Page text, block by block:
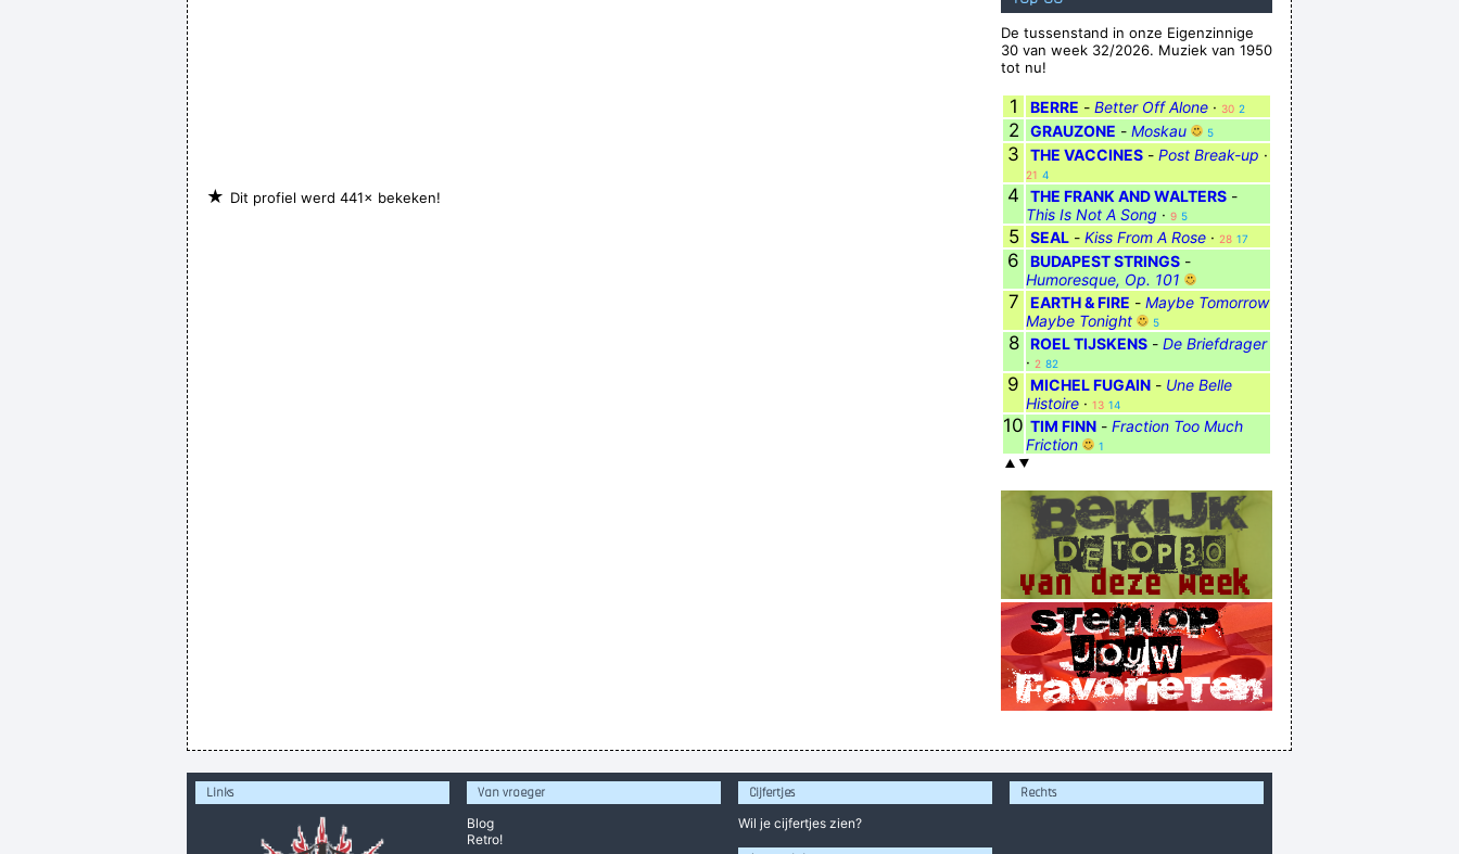
★ Dit profiel werd 441× bekeken!
De tussenstand in onze Eigenzinnige
30 van week 32/2026. Muziek van 1950
tot nu!
1 BERRE - Better Off Alone · 30 2
2 GRAUZONE - Moskau 5
3 THE VACCINES - Post Break-up ·
21 4
4 THE FRANK AND WALTERS -
This Is Not A Song · 9 5
5 SEAL - Kiss From A Rose · 28 17
6 BUDAPEST STRINGS -
Humoresque, Op. 101
7 EARTH & FIRE - Maybe Tomorrow
Maybe Tonight
5
8 ROEL TIJSKENS - De Briefdrager
· 2 82
9 MICHEL FUGAIN - Une Belle
Histoire · 13 14
10 TIM FINN - Fraction Too Much
Friction
1
Links
Van vroeger
Blog
Retro!
Cijfertjes
Wil je cijfertjes zien?
Rechts